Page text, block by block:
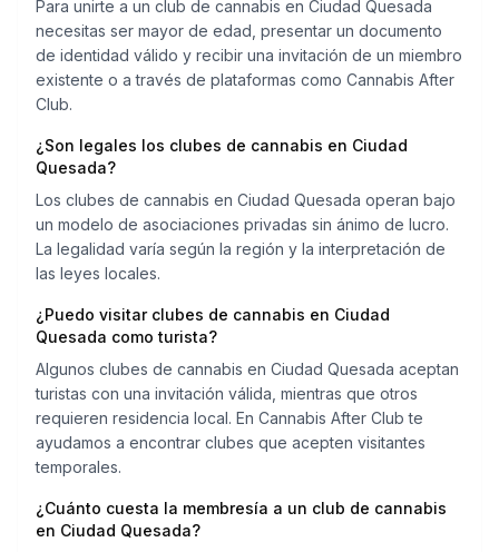
Para unirte a un club de cannabis en Ciudad Quesada
necesitas ser mayor de edad, presentar un documento
de identidad válido y recibir una invitación de un miembro
existente o a través de plataformas como Cannabis After
Club.
¿Son legales los clubes de cannabis en Ciudad
Quesada?
Los clubes de cannabis en Ciudad Quesada operan bajo
un modelo de asociaciones privadas sin ánimo de lucro.
La legalidad varía según la región y la interpretación de
las leyes locales.
¿Puedo visitar clubes de cannabis en Ciudad
Quesada como turista?
Algunos clubes de cannabis en Ciudad Quesada aceptan
turistas con una invitación válida, mientras que otros
requieren residencia local. En Cannabis After Club te
ayudamos a encontrar clubes que acepten visitantes
temporales.
¿Cuánto cuesta la membresía a un club de cannabis
en Ciudad Quesada?